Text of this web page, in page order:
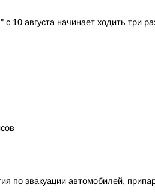
10 августа начинает ходить
по эвакуации автомобилей,